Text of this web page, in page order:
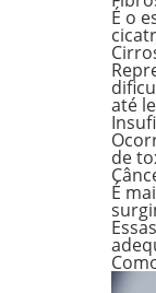
É o
até
de
É